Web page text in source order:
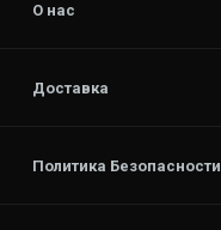
О нас
Доставка
Политика Безопасности